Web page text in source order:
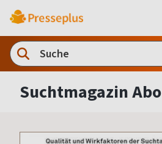
Suchtmagazin Abo